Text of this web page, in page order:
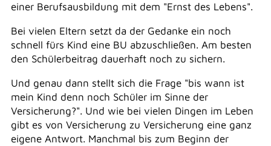
einer Berufsausbildung mit dem "Ernst des Lebens".
Bei vielen Eltern setzt da der Gedanke ein noch
schnell fürs Kind eine BU abzuschließen. Am besten
den Schülerbeitrag dauerhaft noch zu sichern.
Und genau dann stellt sich die Frage "bis wann ist
mein Kind denn noch Schüler im Sinne der
Versicherung?". Und wie bei vielen Dingen im Leben
gibt es von Versicherung zu Versicherung eine ganz
eigene Antwort. Manchmal bis zum Beginn der